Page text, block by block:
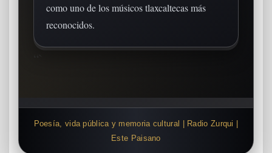
como uno de los músicos tlaxcaltecas más
reconocidos.
Poesía, vida pública y memoria cultural | Radio Zurqui |
Este Paisano